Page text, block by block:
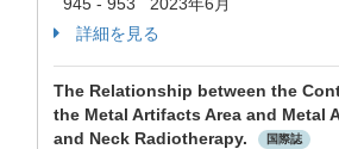
詳細を見る
The Relationship between the
the Metal Artifacts Area and Metal
and Neck Radiotherapy.
国際誌